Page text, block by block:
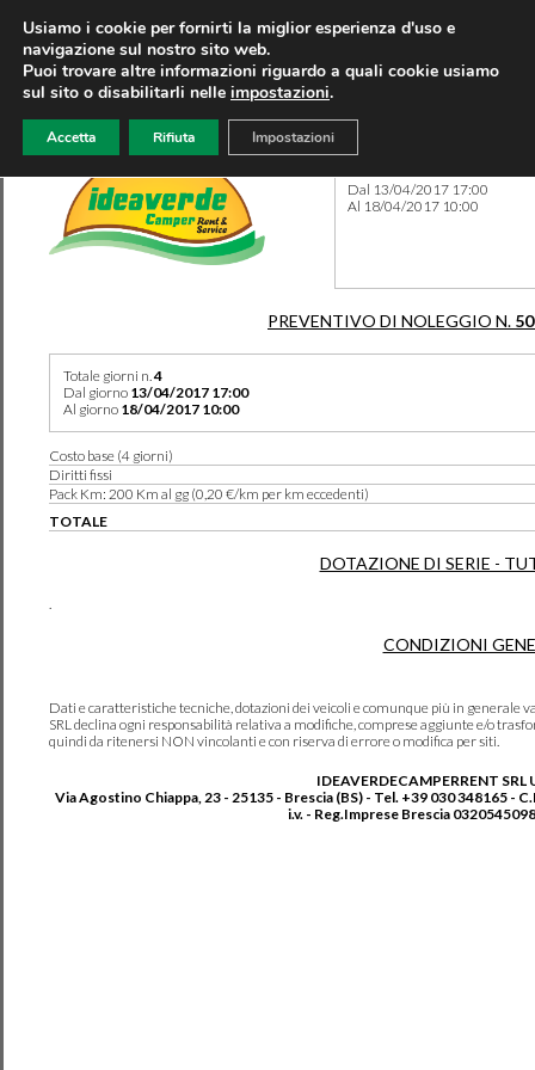
Dal 13/04/2017 17:00
Al 18/04/2017 10:00
PREVENTIVO DI NOLEGGIO N.
Totale giorni n.4
Dal giorno 13/04/2017 17:00
Al giorno 18/04/2017 10:00
Costo base (4 giorni)
Diritti fissi
Pack Km: 200 Km al gg (0,20 €/km per km eccedenti)
TOTALE
DOTAZIONE DI SERIE -
.
CONDIZIONI
Dati e caratteristiche tecniche, dotazioni dei veicoli e comunque più in generale
SRL declina ogni responsabilità relativa a modifiche, comprese aggiunte e/o
quindi da ritenersi NON vincolanti e con riserva di errore o modifica per siti.
IDEAVERDECAMPERRENT SRL
Via Agostino Chiappa, 23 - 25135 - Brescia (BS) - Tel. +39 030 348165 -
i.v. - Reg.Imprese Brescia
Usiamo i cookie per fornirti la miglior esperienza d'uso e
navigazione sul nostro sito web.
Puoi trovare altre informazioni riguardo a quali cookie usiamo
sul sito o disabilitarli nelle impostazioni.
Accetta Rifiuta Impostazioni